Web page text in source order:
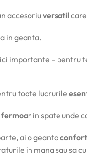
accesoriuversatil
in geanta.
importante – pentru
toate lucrurile
fermoar in spate unde
ai o geanta
in mana sau sa